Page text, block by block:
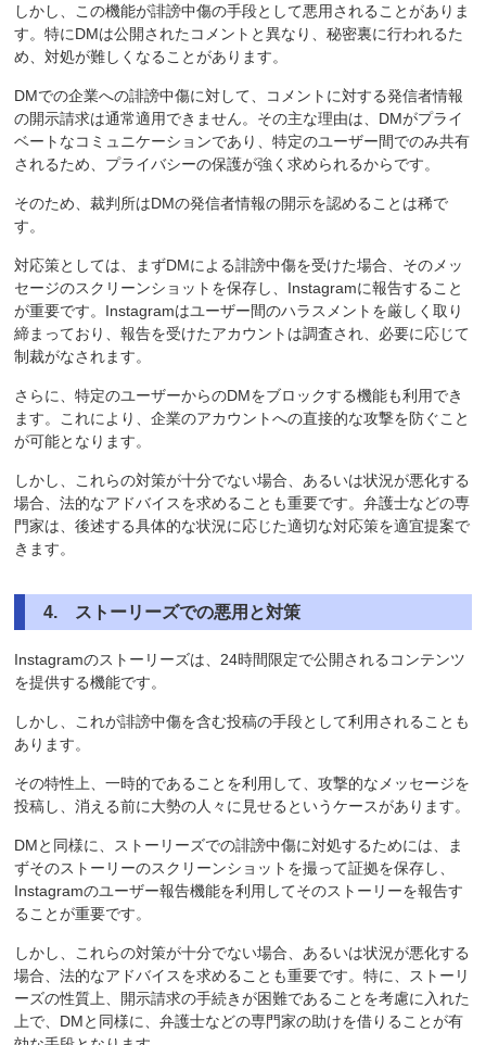
しかし、この機能が誹謗中傷の手段として悪用されることがありま
す。特にDMは公開されたコメントと異なり、秘密裏に行われるた
め、対処が難しくなることがあります。
DMでの企業への誹謗中傷に対して、コメントに対する発信者情報
の開示請求は通常適用できません。その主な理由は、DMがプライ
ベートなコミュニケーションであり、特定のユーザー間でのみ共有
されるため、プライバシーの保護が強く求められるからです。
そのため、裁判所はDMの発信者情報の開示を認めることは稀で
す。
対応策としては、まずDMによる誹謗中傷を受けた場合、そのメッ
セージのスクリーンショットを保存し、Instagramに報告すること
が重要です。Instagramはユーザー間のハラスメントを厳しく取り
締まっており、報告を受けたアカウントは調査され、必要に応じて
制裁がなされます。
さらに、特定のユーザーからのDMをブロックする機能も利用でき
ます。これにより、企業のアカウントへの直接的な攻撃を防ぐこと
が可能となります。
しかし、これらの対策が十分でない場合、あるいは状況が悪化する
場合、法的なアドバイスを求めることも重要です。弁護士などの専
門家は、後述する具体的な状況に応じた適切な対応策を適宜提案で
きます。
4. ストーリーズでの悪用と対策
Instagramのストーリーズは、24時間限定で公開されるコンテンツ
を提供する機能です。
しかし、これが誹謗中傷を含む投稿の手段として利用されることも
あります。
その特性上、一時的であることを利用して、攻撃的なメッセージを
投稿し、消える前に大勢の人々に見せるというケースがあります。
DMと同様に、ストーリーズでの誹謗中傷に対処するためには、ま
ずそのストーリーのスクリーンショットを撮って証拠を保存し、
Instagramのユーザー報告機能を利用してそのストーリーを報告す
ることが重要です。
しかし、これらの対策が十分でない場合、あるいは状況が悪化する
場合、法的なアドバイスを求めることも重要です。特に、ストーリ
ーズの性質上、開示請求の手続きが困難であることを考慮に入れた
上で、DMと同様に、弁護士などの専門家の助けを借りることが有